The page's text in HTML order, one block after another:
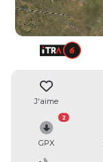
J'aime
GPX
2